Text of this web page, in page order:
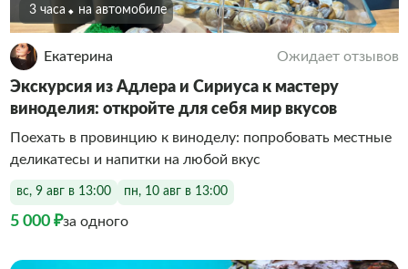
3 часа На автомобиле
Екатерина Ожидает отзывов
Экскурсия из Адлера и Сириуса к мастеру
виноделия: откройте для себя мир вкусов
Поехать в провинцию к виноделу: попробовать местные
деликатесы и напитки на любой вкус
вс, 9 авг в 13:00 пн, 10 авг в 13:00
5 000 ₽за одного